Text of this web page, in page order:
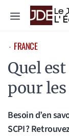
Menu
⋅ FRANCE
Quel
pour les
Besoin d’en
SCPI ?